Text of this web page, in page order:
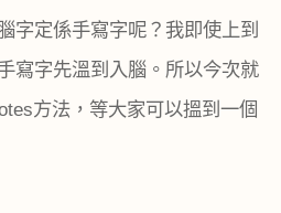
字定係手寫字呢？我即使上到
寫字先溫到入腦。所以今次就
方法，等大家可以搵到一個